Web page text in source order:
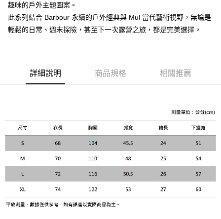
１．簡單：不需註冊會員、不需綁卡、不需儲值。
２．便利：只要手機號碼，簡訊認證，即可結帳。
３．安心：先確認商品／服務後，再付款。
３．收到繳費通知簡訊後14天內，點擊此簡訊中的連結，可透過四大超商／
ATM／網路銀行／等多元方式進行付款，方視為交易完成。
※ 交易是否成功請以「AFTEE先享後付 」之結帳頁面顯示為準，若有關於
是否繳費成功／繳費後需取消欲退款等相關疑問，請聯繫「AFTEE先享後付
客戶支援中心」https://netprotections.freshdesk.com/support/home
【注意事項】
易，需依本服務之必要範圍內提供個人資料，並將交易相關給付款項請求債
權轉讓予恩沛科技股份有限公司。
２．關於個人資料處理事宜，請瀏覽以下網址：
https://aftee.tw/terms/#terms3
３．未成年的使用者請事先徵得法定代理人或監護人之同意方可使用
運送方式
黑貓宅急便配送到府
趣味的戶外主題圖案。
此系列結合 Barbour 永續的戶外經典與 Mul 當代藝術視野，無論是
輕鬆的日常、週末探險，甚至下一次露營之旅，都是完美選擇。
詳細說明 商品規格 相關推薦